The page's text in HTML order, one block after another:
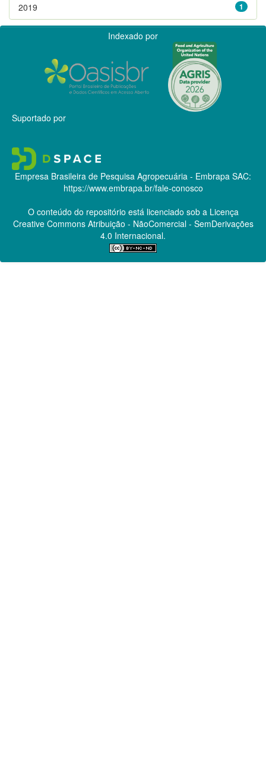
1
2019
Indexado por
Suportado por
Empresa Brasileira de Pesquisa Agropecuária - Embrapa SAC:
https://www.embrapa.br/fale-conosco
O conteúdo do repositório está licenciado sob a Licença
Creative CommonsAtribuição - NãoComercial - SemDerivações
4.0 Internacional.